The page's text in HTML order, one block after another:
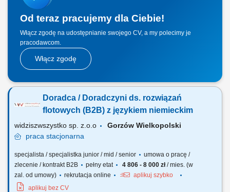
Od teraz pracujemy dla Ciebie!
Włącz zgodę na udostępnianie swojego CV, a my polecimy je
pracodawcom.
Włącz zgodę
Doradca / Doradczyni ds. rozwiązań
flotowych (B2B) z językiem niemieckim
widziszwszystko sp. z.o.o
Gorzów Wielkopolski
praca stacjonarna
specjalista / specjalistka junior / mid / senior
umowa o pracę /
zlecenie / kontrakt B2B
pełny etat 4 806 - 8 000 zł/ mies. (w
zal. od umowy)
rekrutacja online
aplikuj szybko
aplikuj bez CV